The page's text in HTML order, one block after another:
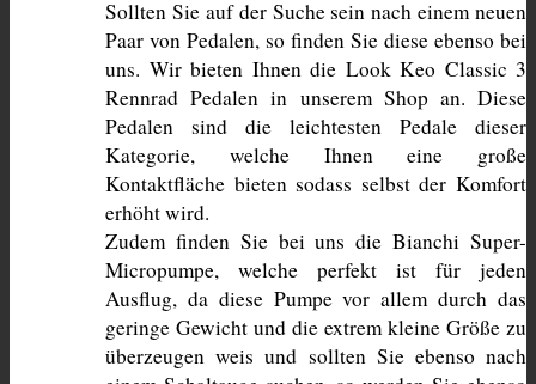
Sollten Sie auf der Suche sein nach einem neuen
Paar von Pedalen, so finden Sie diese ebenso bei
uns. Wir bieten Ihnen die Look Keo Classic 3
Rennrad Pedalen in unserem Shop an. Diese
Pedalen sind die leichtesten Pedale dieser
Kategorie, welche Ihnen eine große
Kontaktfläche bieten sodass selbst der Komfort
erhöht wird.
Zudem finden Sie bei uns die Bianchi Super-
Micropumpe, welche perfekt ist für jeden
Ausflug, da diese Pumpe vor allem durch das
geringe Gewicht und die extrem kleine Größe zu
überzeugen weis und sollten Sie ebenso nach